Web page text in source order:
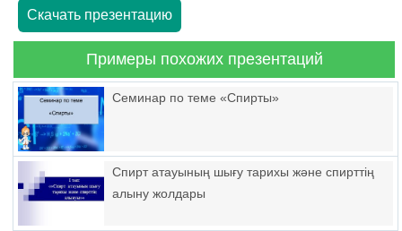
Скачать презентацию
Примеры похожих презентаций
Семинар по теме «Спирты»
Спирт атауының шығу тарихы және спирттің
алыну жолдары